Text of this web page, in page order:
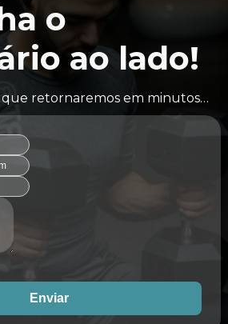
o
ao lado!
que retornaremos em minutos…
Enviar